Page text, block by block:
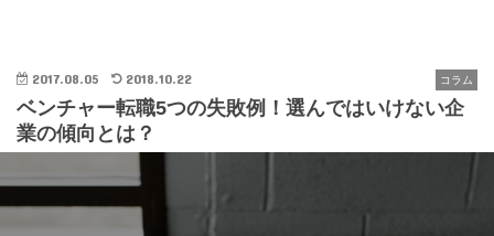
コラム
2017.08.05 2018.10.22
ベンチャー転職5つの失敗例！選んではいけない企
業の傾向とは？